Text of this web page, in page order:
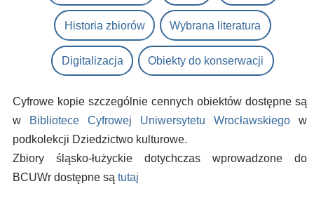
Historia zbiorów Wybrana literatura
Digitalizacja Obiekty do konserwacji
Cyfrowe kopie szczególnie cennych obiektów dostępne są
w
Bibliotece Cyfrowej Uniwersytetu Wrocławskiego w
podkolekcji Dziedzictwo kulturowe.
Zbiory śląsko-łużyckie dotychczas wprowadzone do
BCUWr dostępne są tutaj